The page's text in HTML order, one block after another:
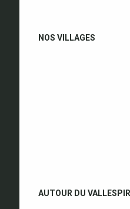
NOS VILLAGES
AUTOUR DU VALLESPIR